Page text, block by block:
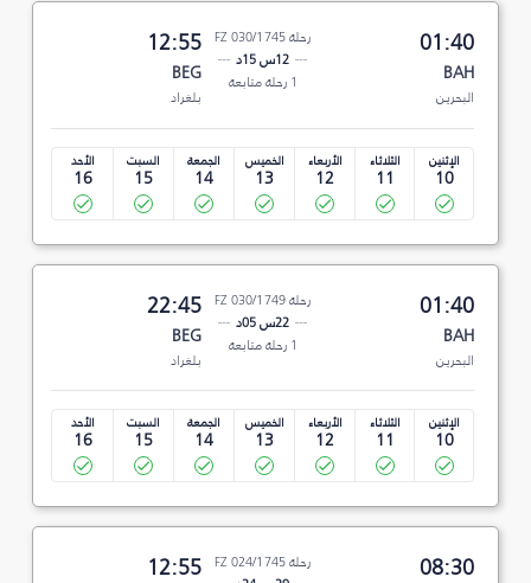
01:40
BAH
البحرين
رحلة FZ 030/1745
12س 15د
1 رحلة متابعة
12:55
BEG
بلغراد
الإثنين
10
الثلاثاء
11
الأربعاء
12
الخميس
13
الجمعة
14
السبت
15
الأحد
16
01:40
BAH
البحرين
رحلة FZ 030/1749
22س 05د
1 رحلة متابعة
22:45
BEG
بلغراد
الإثنين
10
الثلاثاء
11
الأربعاء
12
الخميس
13
الجمعة
14
السبت
15
الأحد
16
08:30
رحلة FZ 024/1745
12:55